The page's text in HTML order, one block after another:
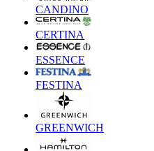
CANDINO
CERTINA
ESSENCE
FESTINA
GREENWICH